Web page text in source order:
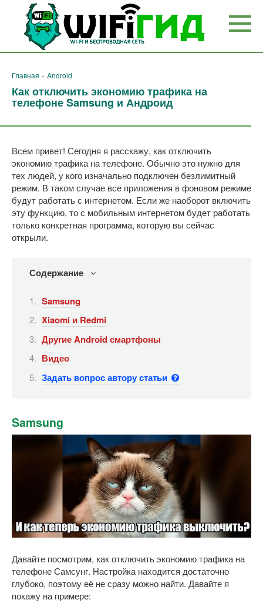
Перейти
контенту
Главная » Android
Как отключить экономию трафика на
телефоне Samsung и Андроид
Всем привет! Сегодня я расскажу, как отключить
экономию трафика на телефоне. Обычно это нужно для
тех людей, у кого изначально подключен безлимитный
режим. В таком случае все приложения в фоновом режиме
будут работать с интернетом. Если же наоборот включить
эту функцию, то с мобильным интернетом будет работать
только конкретная программа, которую вы сейчас
открыли.
Содержание
Samsung
Xiaomi и Redmi
Другие Android смартфоны
Видео
Задать вопрос автору статьи
Samsung
Давайте посмотрим, как отключить экономию трафика на
телефоне Самсунг. Настройка находится достаточно
глубоко, поэтому её не сразу можно найти. Давайте я
покажу на примере: